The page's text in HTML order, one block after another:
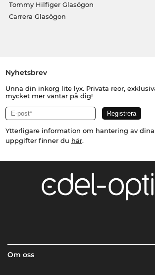
Tommy Hilfiger Glasögon
Carrera Glasögon
Nyhetsbrev
Unna din inkorg lite lyx. Privata reor,
mycket mer väntar på dig!
Ytterligare information om hantering av
uppgifter finner du här.
Om oss